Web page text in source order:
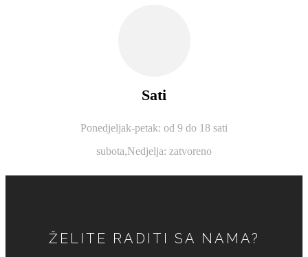
Sati
Ponedjeljak-petak: od 9 do 18 sati
subota,Nedjelja: zatvoreno
ŽELITE RADITI SA NAMA?